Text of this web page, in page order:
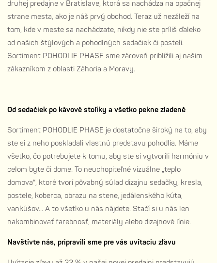
druhej predajne v Bratislave, ktorá sa nachádza na opačnej
strane mesta, ako je náš prvý obchod. Teraz už nezáleží na
tom, kde v meste sa nachádzate, nikdy nie ste príliš ďaleko
od našich štýlových a pohodlných sedačiek či postelí.
Sortiment POHODLIE PHASE sme zároveň priblížili aj našim
zákazníkom z oblasti Záhoria a Moravy.
Od sedačiek po kávové stolíky a všetko pekne zladené
Sortiment POHODLIE PHASE je dostatočne široký na to, aby
ste si z neho poskladali vlastnú predstavu pohodlia. Máme
všetko, čo potrebujete k tomu, aby ste si vytvorili harmóniu v
celom byte či dome. To neuchopiteľné vizuálne „teplo
domova“, ktoré tvorí pôvabný súlad dizajnu sedačky, kresla,
postele, koberca, obrazu na stene, jedálenského kúta,
vankúšov... A to všetko u nás nájdete. Stačí si u nás len
nakombinovať farebnosť, materiály alebo dizajnové línie.
Navštívte nás, pripravili sme pre vás uvítaciu zľavu